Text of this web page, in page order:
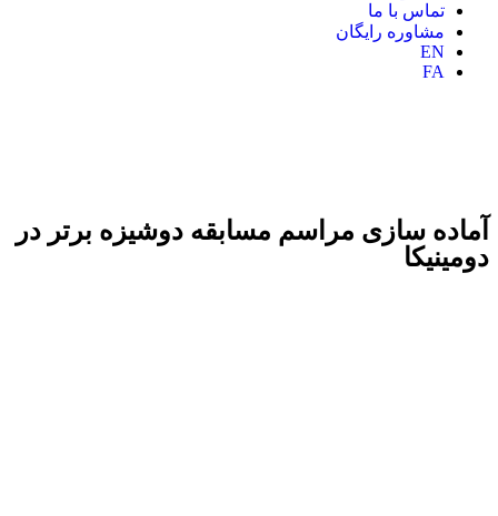
تماس با ما
مشاوره رایگان
EN
FA
آماده سازی مراسم مسابقه دوشیزه برتر در
دومینیکا